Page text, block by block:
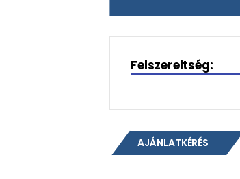
Felszereltség:
AJÁNLATKÉRÉS